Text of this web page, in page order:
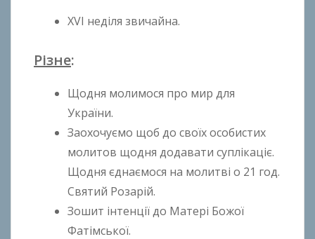
XVІ неділя звичайна.
Різне:
Щодня молимося про мир для
України.
Заохочуємо щоб до своїх особистих
молитов щодня додавати суплікаціє.
Щодня єднаємося на молитві о 21 год.
Святий Розарій.
Зошит інтенції до Матері Божої
Фатімської.